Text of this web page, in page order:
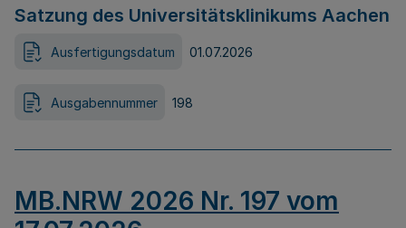
Satzung des Universitätsklinikums Aachen
Ausfertigungsdatum 01.07.2026
Ausgabennummer 198
MB.NRW 2026 Nr. 197 vom